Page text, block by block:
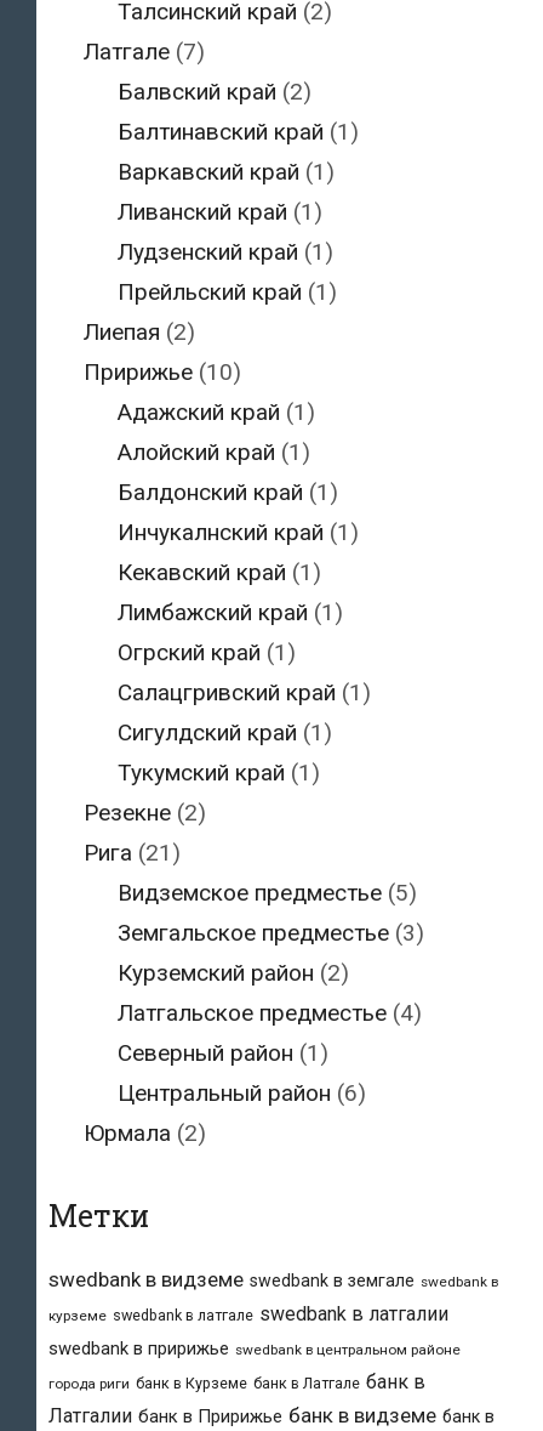
Талсинский край (2)
Латгале(7)
Балвский край (2)
Балтинавский край (1)
Варкавский край (1)
Ливанский край (1)
Лудзенский край (1)
Прейльский край (1)
Лиепая (2)
Пририжье(10)
Адажский край (1)
Алойский край (1)
Балдонский край (1)
Инчукалнский край (1)
Кекавский край (1)
Лимбажский край (1)
Огрский край (1)
Салацгривский край (1)
Сигулдский край (1)
Тукумский край (1)
Резекне(2)
Рига (21)
Видземское предместье (5)
Земгальское предместье (3)
Курземский район (2)
Латгальское предместье (4)
Северный район (1)
Центральный район (6)
Юрмала (2)
Метки
swedbank в видземе swedbank в земгале swedbank в
курземе swedbank в латгале swedbank в латгалии
swedbank в пририжье swedbank в центральном районе
города риги банк в Курземе банк в Латгале банк в
Латгалии банк в Пририжье банк в видземе банк в